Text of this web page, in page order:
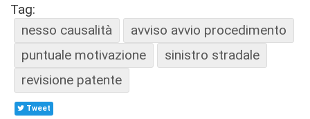
Tag:
nesso causalità
avviso avvio procedimento
puntuale motivazione
sinistro stradale
revisione patente
Tweet